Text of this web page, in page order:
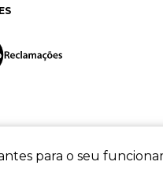
para o seu